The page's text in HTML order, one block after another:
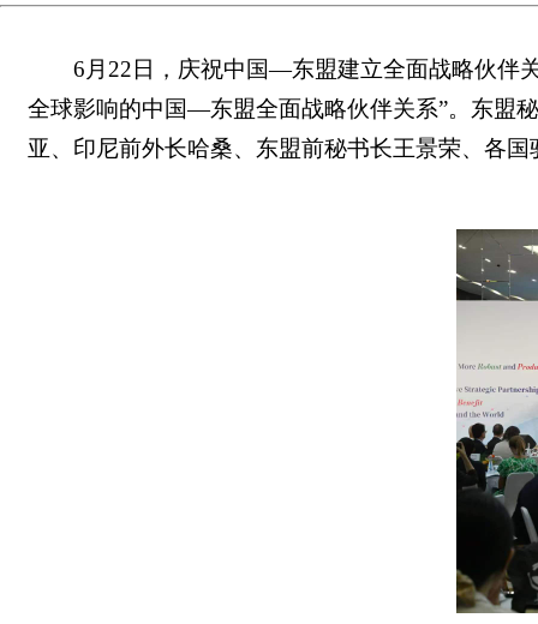
6月22日，庆祝中国—东盟建立全面战略伙伴
全球影响的中国—东盟全面战略伙伴关系”。东盟
亚、印尼前外长哈桑、东盟前秘书长王景荣、各